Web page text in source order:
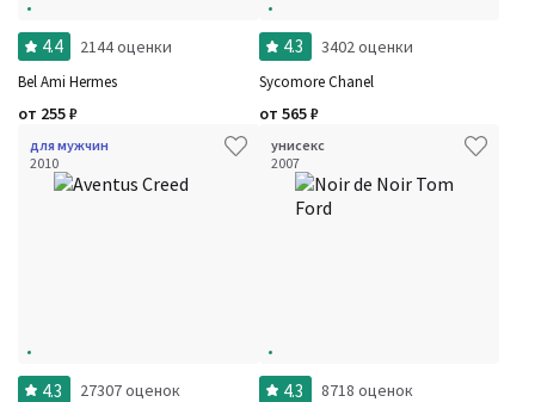
4.4 2144 оценки
Bel Ami Hermes
от 255₽
4.3 3402 оценки
Sycomore Chanel
от 565₽
для мужчин
2010
4.3 27307 оценок
унисекс
2007
4.3 8718 оценок